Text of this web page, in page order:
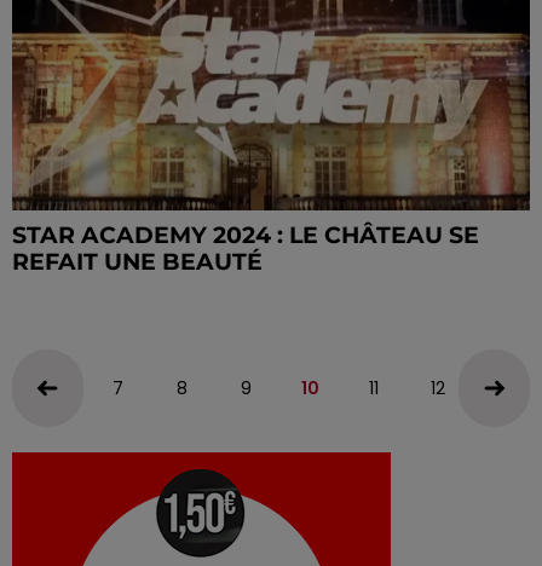
STAR ACADEMY 2024 : LE CHÂTEAU SE
REFAIT UNE BEAUTÉ
7 8 9 10 11 12 13